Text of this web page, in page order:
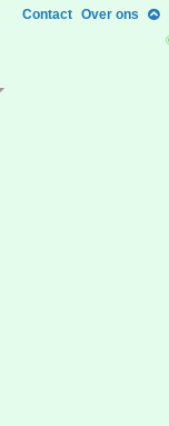
Contact Over ons